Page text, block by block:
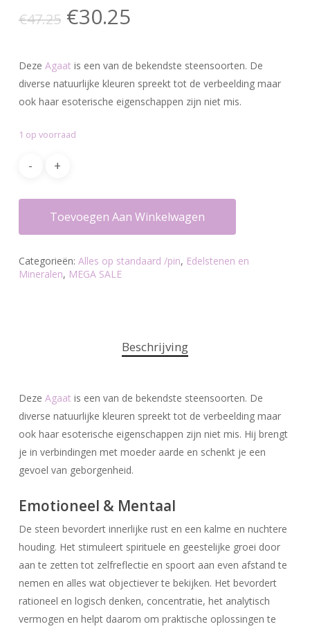
€47.25 Oorspronkelijke
was:
€47.25.
€30.25Huidige
is:
€30.25.
Deze Agaat is een van de bekendste steensoorten. De
diverse natuurlijke kleuren spreekt tot de verbeelding maar
ook haar esoterische eigenschappen zijn niet mis.
1 op voorraad
Toevoegen Aan Winkelwagen
Categorieën: Alles op standaard /pin, Edelstenen en
Mineralen, MEGA SALE
Beschrijving
Deze Agaat is een van de bekendste steensoorten. De
diverse natuurlijke kleuren spreekt tot de verbeelding maar
ook haar esoterische eigenschappen zijn niet mis. Hij brengt
je in verbindingen met moeder aarde en schenkt je een
gevoel van geborgenheid.
Emotioneel & Mentaal
De steen bevordert innerlijke rust en een kalme en nuchtere
houding. Het stimuleert spirituele en geestelijke groei door
aan te zetten tot zelfreflectie en spoort aan even afstand te
nemen en alles wat objectiever te bekijken. Het bevordert
rationeel en logisch denken, concentratie, het analytisch
vermogen en helpt daarom om praktische oplossingen te